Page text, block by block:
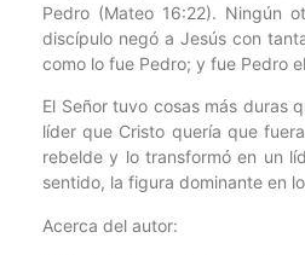
Pedro (Mateo 16:22). Ningún
discípulo negó a Jesús con
como lo fue Pedro; y fue Pedro
El Señor tuvo cosas más duras
líder que Cristo quería que
rebelde y lo transformó en un
sentido, la figura dominante en
Acerca del autor: